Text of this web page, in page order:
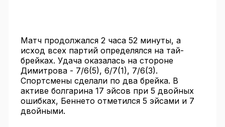
Матч продолжался 2 часа 52 минуты, а
исход всех партий определялся на тай-
брейках. Удача оказалась на стороне
Димитрова - 7/6(5), 6/7(1), 7/6(3).
Спортсмены сделали по два брейка. В
активе болгарина 17 эйсов при 5 двойных
ошибках, Беннето отметился 5 эйсами и 7
двойными.